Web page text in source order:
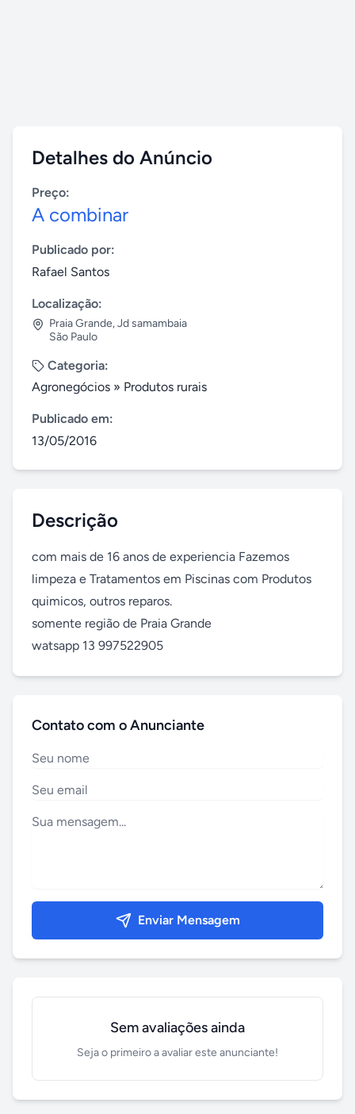
Detalhes do Anúncio
Preço:
A combinar
Publicado por:
Rafael Santos
Localização:
Praia Grande,Jd samambaia
São Paulo
Categoria:
Agronegócios » Produtos rurais
Publicado em:
13/05/2016
Descrição
com mais de 16 anos de experiencia Fazemos
limpeza e Tratamentos em Piscinas com Produtos
quimicos, outros reparos.
somente região de Praia Grande
watsapp 13 997522905
Contato com o Anunciante
Enviar Mensagem
Sem avaliações ainda
Seja o primeiro a avaliar este anunciante!